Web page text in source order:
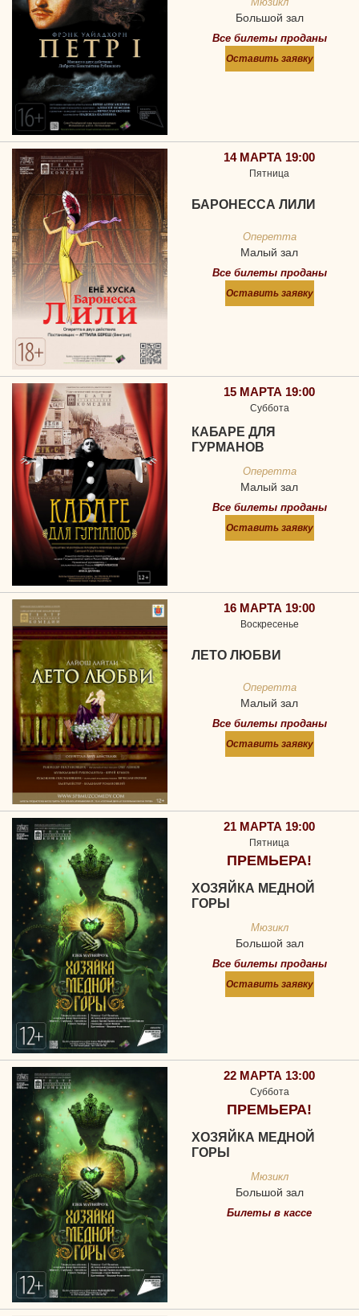
Большой зал
Все билеты проданы
Оставить заявку
14 МАРТА 19:00
Пятница
БАРОНЕССА ЛИЛИ
Оперетта
Малый зал
Все билеты проданы
Оставить заявку
15 МАРТА 19:00
Суббота
КАБАРЕ ДЛЯ
ГУРМАНОВ
Оперетта
Малый зал
Все билеты проданы
Оставить заявку
16 МАРТА 19:00
Воскресенье
ЛЕТО ЛЮБВИ
Оперетта
Малый зал
Все билеты проданы
Оставить заявку
21 МАРТА 19:00
Пятница
ПРЕМЬЕРА!
ХОЗЯЙКА МЕДНОЙ
ГОРЫ
Мюзикл
Большой зал
Все билеты проданы
Оставить заявку
22 МАРТА 13:00
Суббота
ПРЕМЬЕРА!
ХОЗЯЙКА МЕДНОЙ
ГОРЫ
Мюзикл
Большой зал
Билеты в кассе